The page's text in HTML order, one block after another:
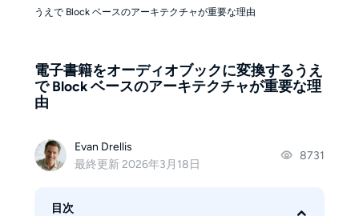
うえで Block ベースのアーキテクチャが重要な理由
電子書籍をオーディオブックに変換するうえ
で Block ベースのアーキテクチャが重要な理
由
Evan Drellis
最終更新 2026年3月18日
8731
目次